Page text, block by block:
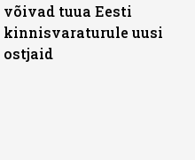
võivad tuua Eesti
kinnisvaraturule uusi
ostjaid